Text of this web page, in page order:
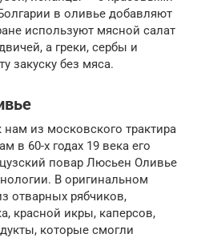
в оливье добавляют
используют мясной салат
а греки, сербы и
закуску без мяса.
из московского трактира
в 60-х годах 19 века его
повар Люсьен Оливье
В оригинальном
отварных рябчиков,
красной икры, каперсов,
которые смогли